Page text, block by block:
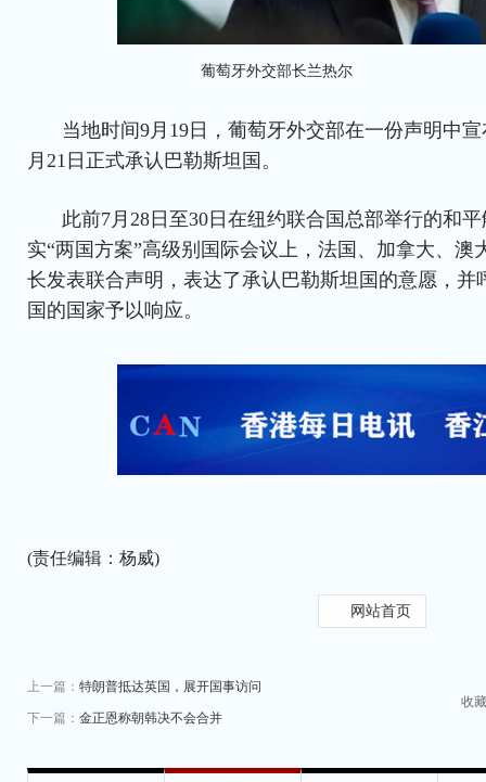
葡萄牙外交部长兰热尔
当地时间9月19日，葡萄牙外交部在一份声明中
月21日正式承认巴勒斯坦国。
此前7月28日至30日在纽约联合国总部举行的和
实“两国方案”高级别国际会议上，法国、加拿大、澳
长发表联合声明，表达了承认巴勒斯坦国的意愿，并
国的国家予以响应。
(责任编辑：杨威)
网站首页
上一篇： 特朗普抵达英国，展开国事访问
下一篇： 金正恩称朝韩决不会合并
收